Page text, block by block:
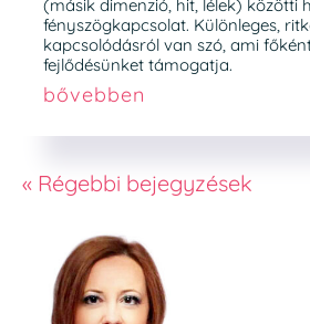
(másik dimenzió, hit, lélek) közötti
fényszögkapcsolat. Különleges,
kapcsolódásról van szó, ami
fejlődésünket támogatja.
bővebben
« Régebbi bejegyzések